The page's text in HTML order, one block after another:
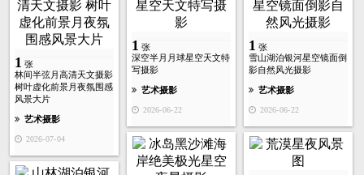
1 张
林间半弦月高清天文摄影
树叶虚化前景月夜氛围感
风景大片
艺术摄影
2026-07-04
1 张
深空半月月球星空天文特
写摄影
艺术摄影
2026-06-22
1 张
雪山湖泊银河星空镜面倒
影自然风光摄影
艺术摄影
2026-06-22